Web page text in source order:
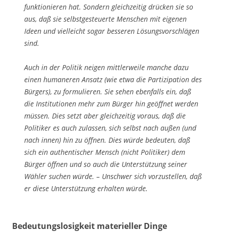
funktionieren hat. Sondern gleich­zeitig drücken sie so
aus, daß sie selbstgesteuerte Menschen mit eigenen
Ideen und vielleicht sogar besseren Lösungsvorschlägen
sind.
Auch in der Politik neigen mittlerweile manche dazu
einen humaneren Ansatz (wie et­wa die Partizipation des
Bürgers), zu formulieren. Sie sehen ebenfalls ein, daß
die In­stitutionen mehr zum Bürger hin geöffnet werden
müssen. Dies setzt aber gleich­zeitig voraus, daß die
Politiker es auch zulassen, sich selbst nach außen (und
nach in­nen) hin zu öffnen. Dies würde bedeuten, daß
sich ein authentischer Mensch (nicht Politi­ker) dem
Bürger öffnen und so auch die Unterstützung seiner
Wähler suchen würde. – Unschwer sich vorzustellen, daß
er diese Unterstützung erhalten würde.
Bedeutungslosigkeit materieller Dinge